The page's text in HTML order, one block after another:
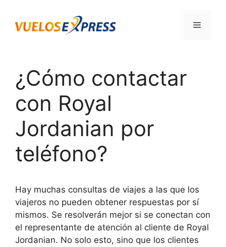
contenido
Menú
¿Cómo contactar
con Royal
Jordanian por
teléfono?
Hay muchas consultas de viajes a las que los
viajeros no pueden obtener respuestas por sí
mismos. Se resolverán mejor si se conectan con
el representante de atención al cliente de Royal
Jordanian. No solo esto, sino que los clientes